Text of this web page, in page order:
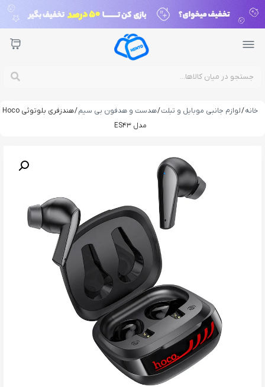
خانه/لوازم جانبی موبایل و تبلت/هدست و هدفون بی سیم
/ هندزفری بلوتوثی Hoco
مدل ES43